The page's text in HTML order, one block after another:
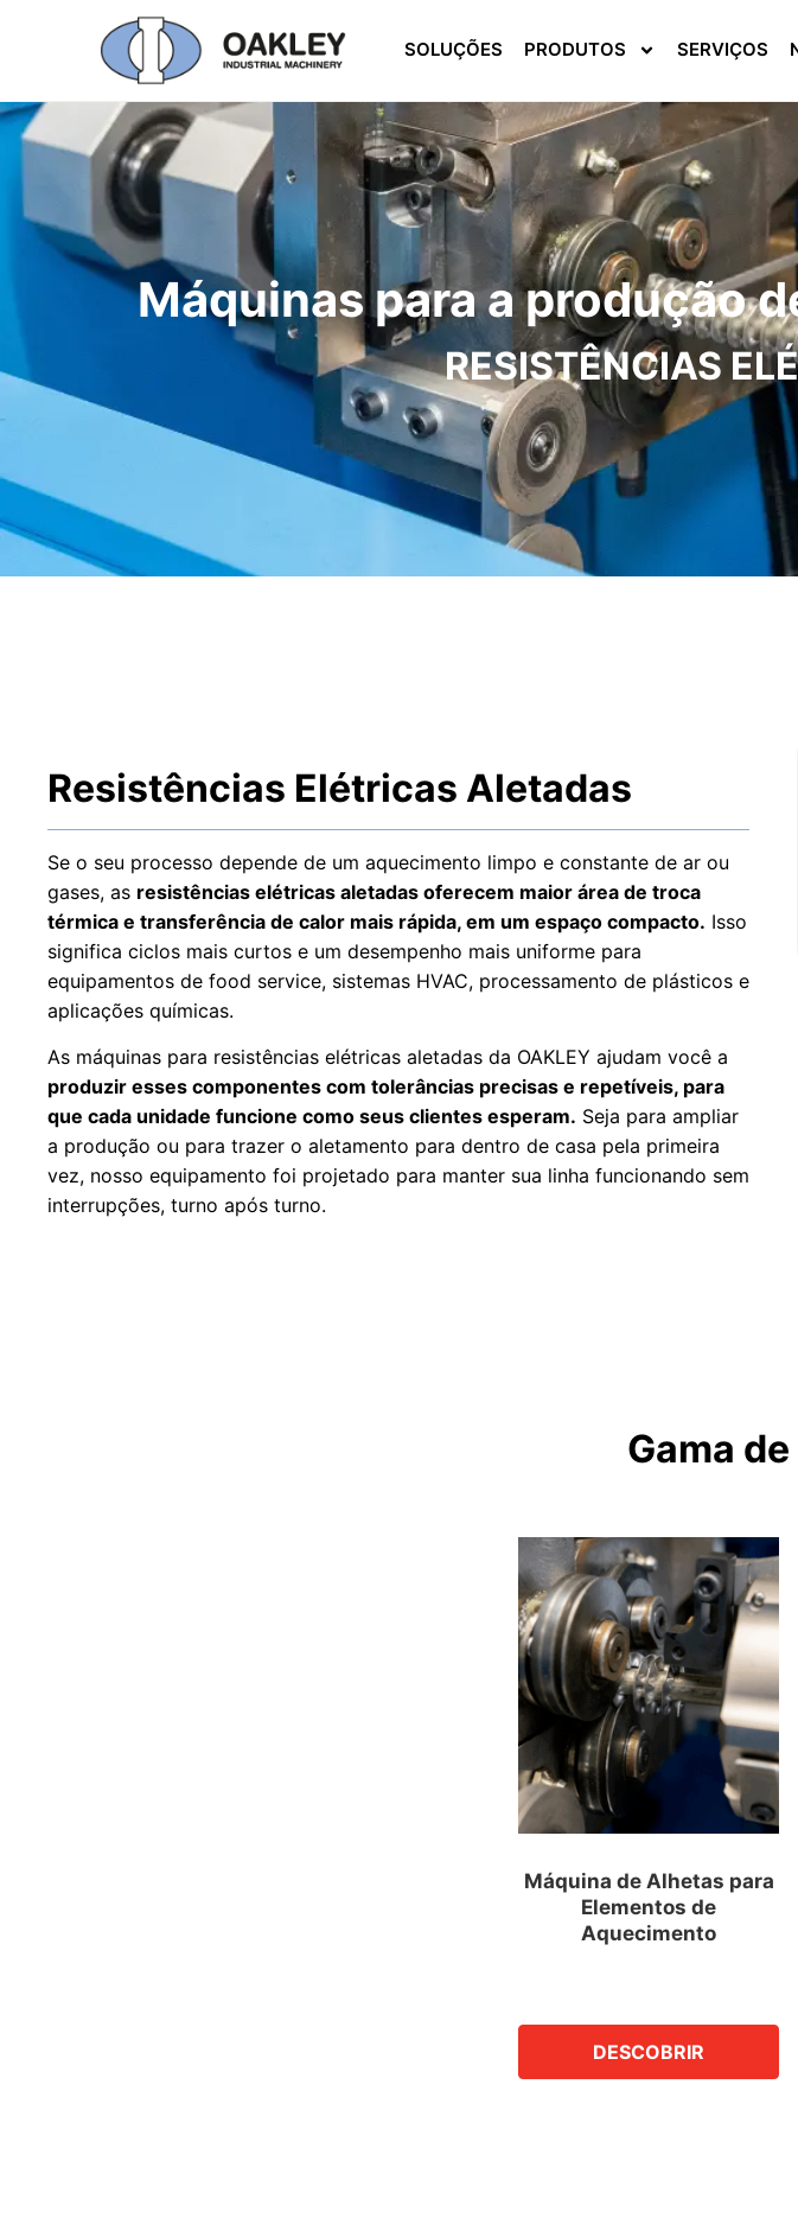
SOLUÇÕES PRODUTOS SERVIÇOS
Máquinas para a produção
RESISTÊNCIAS
Resistências Elétricas Aletadas
Se o seu processo depende de um aquecimento limpo e constante de ar ou
gases, as resistências elétricas aletadas oferecem maior área de troca
térmica e transferência de calor mais rápida, em um espaço compacto. Isso
significa ciclos mais curtos e um desempenho mais uniforme para
equipamentos de food service, sistemas HVAC, processamento de plásticos e
aplicações químicas.
As máquinas para resistências elétricas aletadas da OAKLEY ajudam você a
produzir esses componentes com tolerâncias precisas e repetíveis, para
que cada unidade funcione como seus clientes esperam. Seja para ampliar
a produção ou para trazer o aletamento para dentro de casa pela primeira
vez, nosso equipamento foi projetado para manter sua linha funcionando sem
interrupções, turno após turno.
Gama
Máquina de Alhetas para
Elementos de
Aquecimento
DESCOBRIR